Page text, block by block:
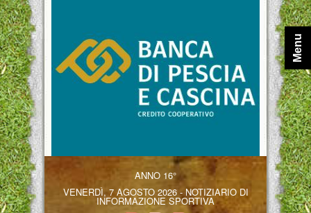
ANNO 16°
VENERDÌ, 7 AGOSTO 2026 - NOTIZIARIO DI
INFORMAZIONE SPORTIVA
Menu